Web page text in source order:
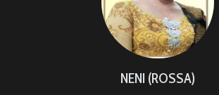
NENI (ROSSA)